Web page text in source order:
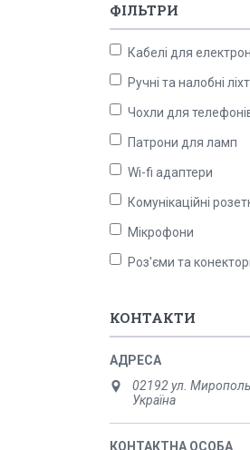
ФІЛЬТРИ
Кабелі для
Ручні та налобні
Чохли для
Патрони для ламп
Wi-fi адаптери
Комунікаційні
Мікрофони
Роз'єми та
КОНТАКТИ
02192 ул.
Україна